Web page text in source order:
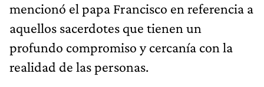
mencionó el papa Francisco en referencia a
aquellos sacerdotes que tienen un
profundo compromiso y cercanía con la
realidad de las personas.